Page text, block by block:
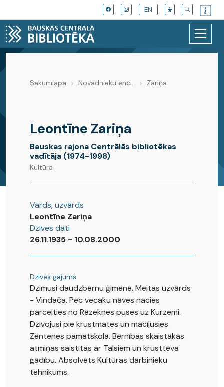
EN
Novadnieku enciklopēdija
Sākumlapa Novadnieku enci.. Zariņa
Leontīne Zariņa
Bauskas rajona Centrālās bibliotēkas
vadītāja (1974-1998)
Kultūra
Vārds, uzvārds
Leontīne Zariņa
Dzīves dati
26.11.1935 - 10.08.2000
Dzīves gājums
Dzimusi daudzbērnu ģimenē. Meitas uzvārds
- Vindača. Pēc vecāku nāves nācies
pārcelties no Rēzeknes puses uz Kurzemi.
Dzīvojusi pie krustmātes un mācījusies
Zentenes pamatskolā. Bērnības skaistākās
atmiņas saistītas ar Talsiem un krusttēva
gādību. Absolvēts Kultūras darbinieku
tehnikums.